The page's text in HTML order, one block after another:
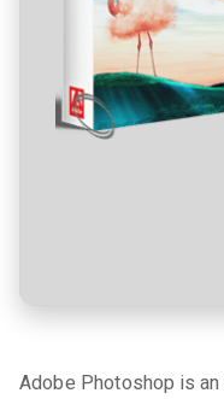
Adobe
Photoshop
2026
Adobe Photoshop is